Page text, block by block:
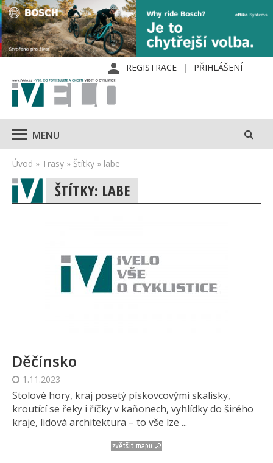
REGISTRACE PŘIHLÁŠENÍ
MENU
Úvod » Trasy » Štítky » labe
ŠTÍTKY: LABE
Děčínsko
1.11.2023
Stolové hory, kraj posetý pískovcovými skalisky,
kroutící se řeky i říčky v kaňonech, vyhlídky do širého
kraje, lidová architektura – to vše lze ...